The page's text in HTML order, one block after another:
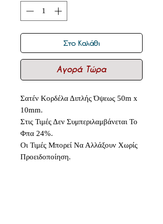
Στο Καλάθι
Αγορά Τώρα
Σατέν Κορδέλα Διπλής Όψεως 50m x
10mm.
Στις Τιμές Δεν Συμπεριλαμβάνεται Το
Φπα 24%.
Οι Τιμές Μπορεί Να Αλλάξουν Χωρίς
Προειδοποίηση.